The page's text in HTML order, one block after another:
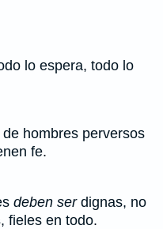
lo espera, todo lo
hombres perversos
fe.
deben serdignas, no
fieles en todo.